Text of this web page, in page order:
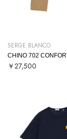
SERGE BLANCO
CHINO 702
￥27,500